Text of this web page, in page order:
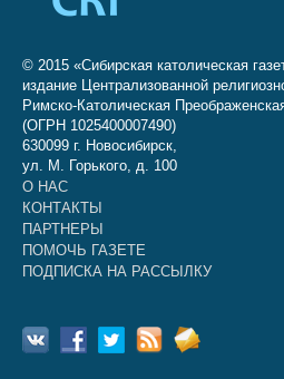
© 2015 «Сибирская католическая
издание Централизованной
Римско-Католическая
(ОГРН 1025400007490)
630099 г. Новосибирск,
ул. М. Горького, д. 100
О НАС
КОНТАКТЫ
ПАРТНЕРЫ
ПОМОЧЬ ГАЗЕТЕ
ПОДПИСКА НА РАССЫЛКУ